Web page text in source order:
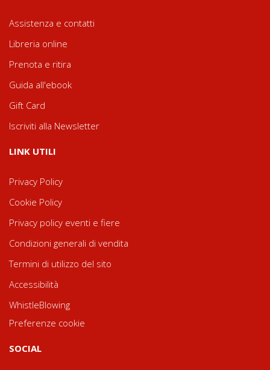
Assistenza e contatti
Libreria online
Prenota e ritira
Guida all'ebook
Gift Card
Iscriviti alla Newsletter
LINK UTILI
Privacy Policy
Cookie Policy
Privacy policy eventi e fiere
Condizioni generali di vendita
Termini di utilizzo del sito
Accessibilità
WhistleBlowing
Preferenze cookie
SOCIAL